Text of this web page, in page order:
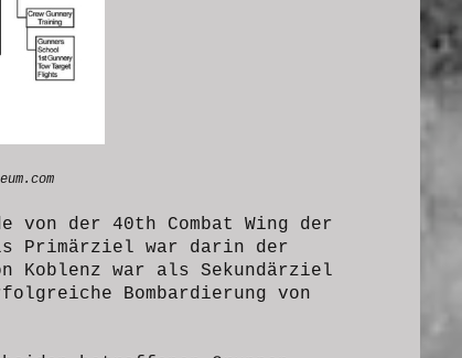
von der 40th Combat Wing der
Primärziel war darin der
Koblenz war als Sekundärziel
Bombardierung von